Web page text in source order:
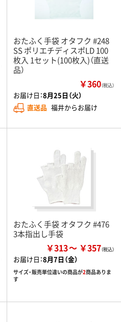
おたふく手袋 オタフク #248
SS ポリエチディスポLD 100
枚入 1セット(100枚入)（直送
品）
￥360（税込）
お届け日：8月25日（火）
直送品 福井からお届け
おたふく手袋 オタフク #476
3本指出し手袋
￥313 ￥357
お届け日：8月7日（金）
サイズ・販売単位違いの商品が2商品ありま
す